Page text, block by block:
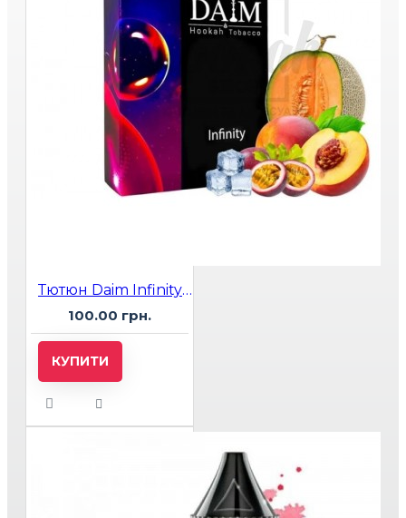
Тютюн Daim Infinity (Диня Персик Маракуя Лід) 50 гр
100.00 грн.
КУПИТИ